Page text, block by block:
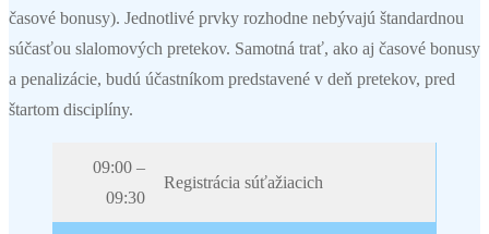
časové bonusy). Jednotlivé prvky rozhodne nebývajú štandardnou
súčasťou slalomových pretekov. Samotná trať, ako aj časové bonusy
a penalizácie, budú účastníkom predstavené v deň pretekov, pred
štartom disciplíny.
09:00 –
09:30
Registrácia súťažiacich